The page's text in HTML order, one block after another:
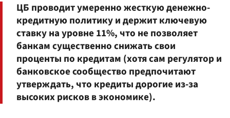
ЦБ проводит умеренно жесткую денежно-
кредитную политику и держит ключевую
ставку на уровне 11%, что не позволяет
банкам существенно снижать свои
проценты по кредитам (хотя сам регулятор и
банковское сообщество предпочитают
утверждать, что кредиты дорогие из-за
высоких рисков в экономике).